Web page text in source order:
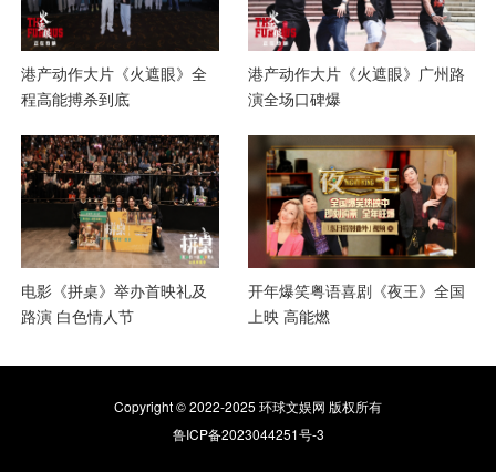
港产动作大片《火遮眼》全
程高能搏杀到底
港产动作大片《火遮眼》广州路
演全场口碑爆
电影《拼桌》举办首映礼及
路演 白色情人节
开年爆笑粤语喜剧《夜王》全国
上映 高能燃
Copyright © 2022-2025 环球文娱网 版权所有
鲁ICP备2023044251号-3